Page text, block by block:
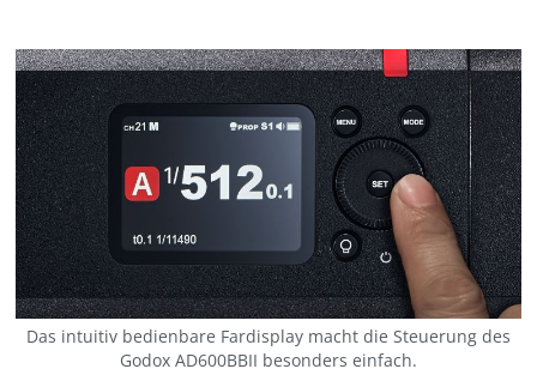
Das intuitiv bedienbare Fardisplay macht die Steuerung des
Godox AD600BBII besonders einfach.